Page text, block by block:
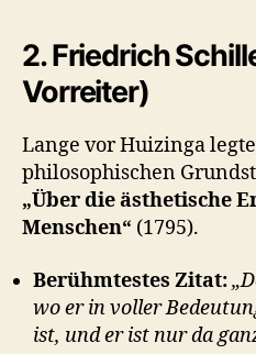
2. Friedrich
Vorreiter)
Lange vor Huizinga
philosophischen
„Über die ästhetische
Menschen“ (1795).
Berühmtestes Zitat:
wo er in voller
ist, und er ist nur da